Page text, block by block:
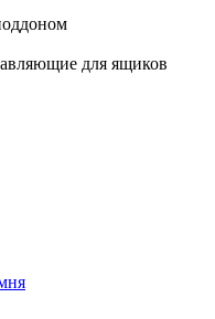
для ящиков